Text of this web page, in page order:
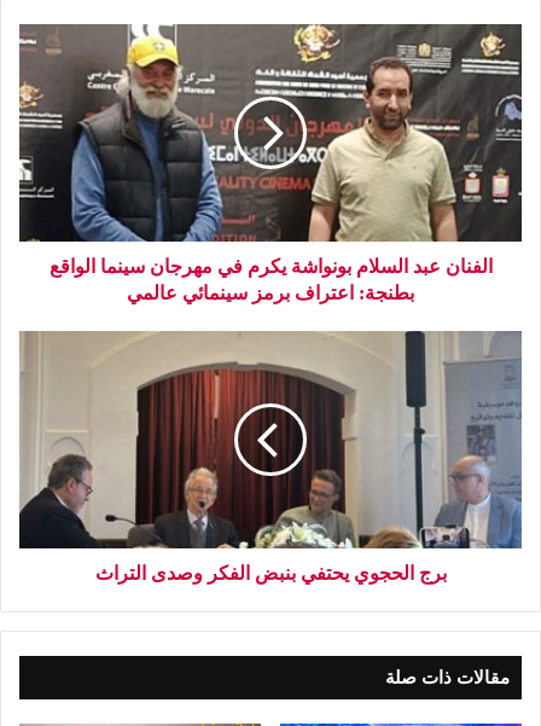
الفنان عبد السلام بونواشة يكرم في مهرجان سينما الواقع
بطنجة: اعتراف برمز سينمائي عالمي
برج الحجوي يحتفي بنبض الفكر وصدى التراث
مقالات ذات صلة